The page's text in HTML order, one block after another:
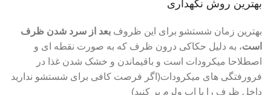
بهترین روش نگهداری
بهترین زمان شستشو برای این ظروف بعد از سرد شدن ظرف
است، به دلیل حکاکی درون ظرف که به صورت نقطه ای و
اصطلاحا میکرودات است و باقیماندن و خشک شدن غذا در
فرورفتگی های میکرودات(اگر فرصت کافی برای شستشو ندارید
داخل ظرف را با اب ولرم پر کنید)